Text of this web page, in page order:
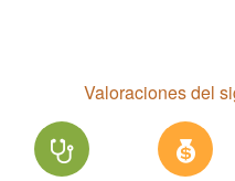
Valoraciones del